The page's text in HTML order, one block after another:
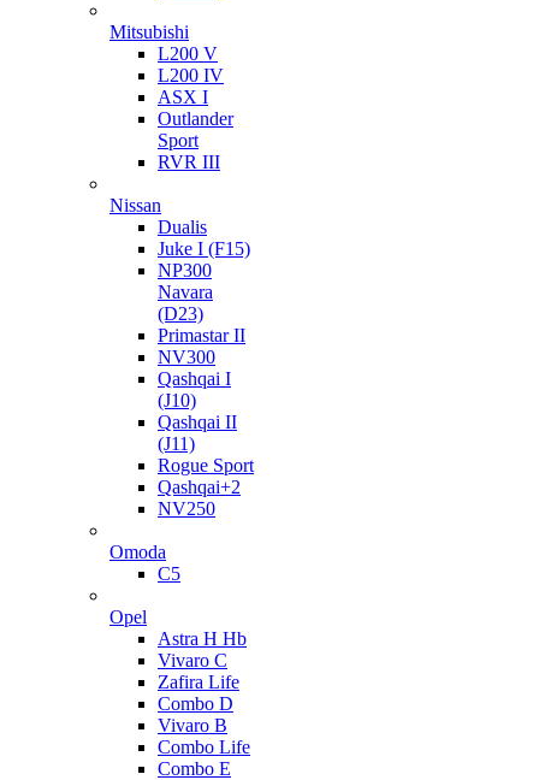
Mitsubishi
L200 V
L200 IV
ASX I
Outlander
Sport
RVR III
Nissan
Dualis
Juke I (F15)
NP300
Navara
(D23)
Primastar II
NV300
Qashqai I
(J10)
Qashqai II
(J11)
Rogue Sport
Qashqai+2
NV250
Omoda
C5
Opel
Astra H Hb
Vivaro C
Zafira Life
Combo D
Vivaro B
Combo Life
Combo E